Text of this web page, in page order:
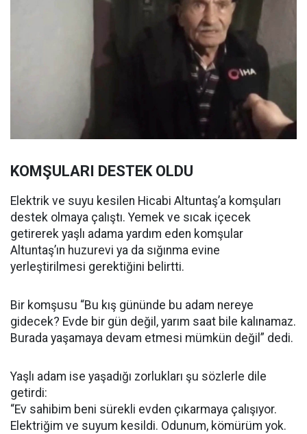
KOMŞULARI DESTEK OLDU
Elektrik ve suyu kesilen Hicabi Altuntaş’a komşuları
destek olmaya çalıştı. Yemek ve sıcak içecek
getirerek yaşlı adama yardım eden komşular
Altuntaş’ın huzurevi ya da sığınma evine
yerleştirilmesi gerektiğini belirtti.
Bir komşusu “Bu kış gününde bu adam nereye
gidecek? Evde bir gün değil, yarım saat bile kalınamaz.
Burada yaşamaya devam etmesi mümkün değil” dedi.
Yaşlı adam ise yaşadığı zorlukları şu sözlerle dile
getirdi:
“Ev sahibim beni sürekli evden çıkarmaya çalışıyor.
Elektriğim ve suyum kesildi. Odunum, kömürüm yok.